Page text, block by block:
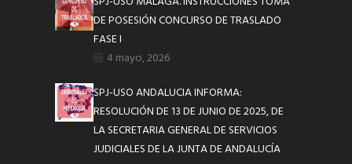
DE POSESIÓN CONCURSO DE TRASLADO
FASE I
4 mayo, 2026
SPJ-USO ANDALUCIA INFORMA:
RESOLUCIÓN DE 13 DE JUNIO DE 2025, DE
LA SECRETARIA GENERAL DE SERVICIOS
JUDICIALES DE LA JUNTA DE ANDALUCÍA